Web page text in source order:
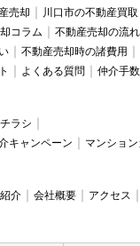
売却
川口市の不動産買取
コラム
不動産売却の流れ
不動産売却時の諸費用
よくある質問 仲介手
ラシ
キャンペーン
マンショ
介 会社概要 アクセス